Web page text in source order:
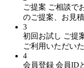
ご提案 ご相談で
のご提案、お見
3
初回お試し ご提
ご利用いただい
4
会員登録 会員ID